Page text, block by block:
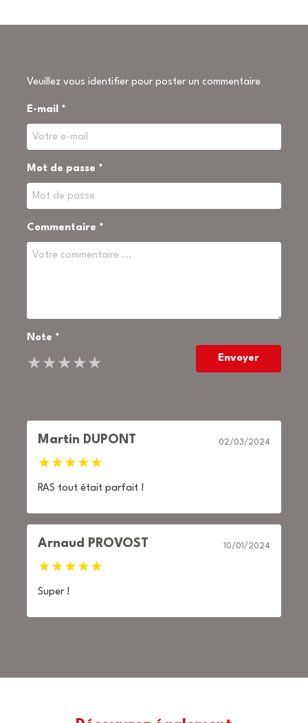
Veuillez vous identifier pour poster un commentaire
E-mail *
Mot de passe *
Commentaire *
Note *
★★★★★ Envoyer
Martin DUPONT 02/03/2024
★★★★★
RAS tout était parfait !
Arnaud PROVOST 10/01/2024
★★★★★
Super !